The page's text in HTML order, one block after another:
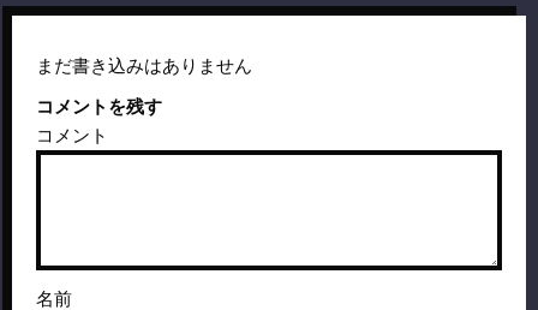
まだ書き込みはありません
コメントを残す
コメント
名前